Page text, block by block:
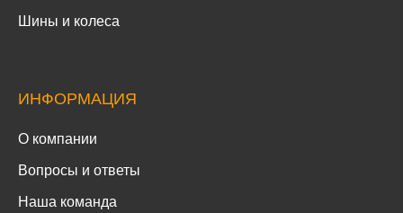
Шины и колеса
ИНФОРМАЦИЯ
О компании
Вопросы и ответы
Наша команда